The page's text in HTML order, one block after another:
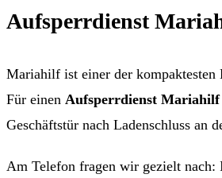
Aufsperrdienst
Mariahilf ist einer der kompaktesten
Für einen Aufsperrdienst Mariahilf
Geschäftstür nach Ladenschluss an
Am Telefon fragen wir gezielt nach: